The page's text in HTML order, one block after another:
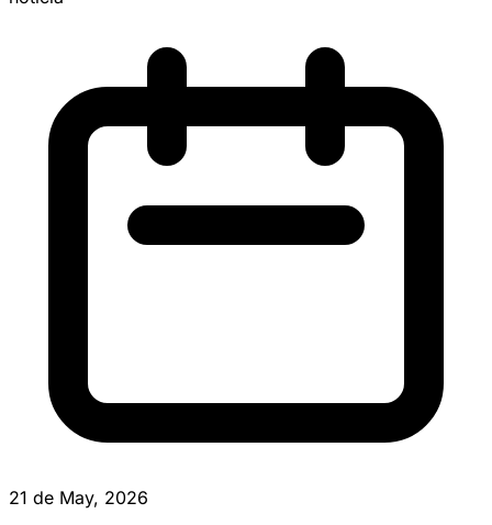
21 de May, 2026